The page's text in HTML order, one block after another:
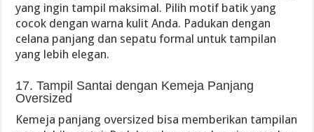
yang ingin tampil maksimal. Pilih motif batik yang
cocok dengan warna kulit Anda. Padukan dengan
celana panjang dan sepatu formal untuk tampilan
yang lebih elegan.
17. Tampil Santai dengan Kemeja Panjang
Oversized
Kemeja panjang oversized bisa memberikan tampilan